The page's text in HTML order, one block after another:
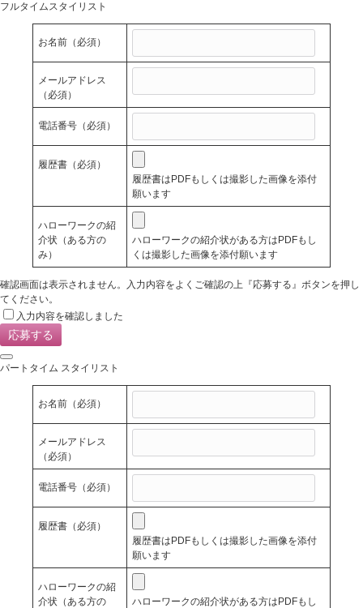
フルタイムスタイリスト
お名前 （必須）
メールアドレス
（必須）
電話番号 （必須）
履歴書 （必須）
履歴書はPDFもしくは撮影した画像を添付
願います
ハローワークの紹
介状（ある方の
み）
ハローワークの紹介状がある方はPDFもし
くは撮影した画像を添付願います
確認画面は表示されません。入力内容をよくご確認の上『応募する』ボタンを押し
てください。
入力内容を確認しました
パートタイム スタイリスト
お名前 （必須）
メールアドレス
（必須）
電話番号 （必須）
履歴書 （必須）
履歴書はPDFもしくは撮影した画像を添付
願います
ハローワークの紹
介状（ある方の
ハローワークの紹介状がある方はPDFもし